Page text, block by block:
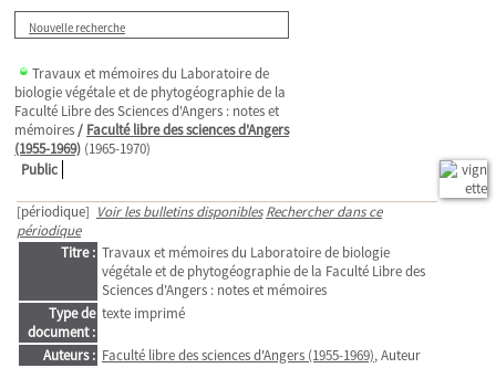
Nouvelle recherche
Travaux et mémoires du Laboratoire de
biologie végétale et de phytogéographie de la
Faculté Libre des Sciences d'Angers : notes et
mémoires/ Faculté libre des sciences d'Angers
(1955-1969) (1965-1970)
Public
[périodique] Voir les bulletins disponibles Rechercher dans ce
périodique
Titre : Travaux et mémoires du Laboratoire de biologie
végétale et de phytogéographie de la Faculté Libre des
Sciences d'Angers : notes et mémoires
Type de
document :
texte imprimé
Auteurs : Faculté libre des sciences d'Angers (1955-1969), Auteur